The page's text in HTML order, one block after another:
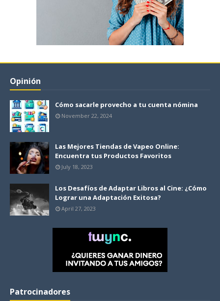
Opinión
Cómo sacarle provecho a tu cuenta nómina
November 22, 2024
Las Mejores Tiendas de Vapeo Online:
Encuentra tus Productos Favoritos
July 18, 2023
Los Desafíos de Adaptar Libros al Cine: ¿Cómo
Lograr una Adaptación Exitosa?
April 27, 2023
Patrocinadores